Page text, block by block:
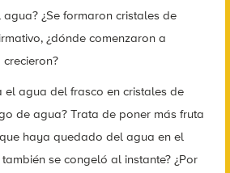
¿Se formaron cristales de
¿dónde comenzaron a
crecieron?
el agua del frasco en cristales de
de agua? Trata de poner más fruta
haya quedado del agua en el
se congeló al instante? ¿Por